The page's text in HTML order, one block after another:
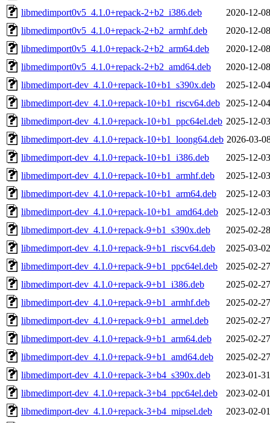
libmedimport0v5_4.1.0+repack-2+b2_i386.deb
2020-12-
libmedimport0v5_4.1.0+repack-2+b2_armhf.deb
2020-12-
libmedimport0v5_4.1.0+repack-2+b2_arm64.deb
2020-12-
libmedimport0v5_4.1.0+repack-2+b2_amd64.deb
2020-12-
libmedimport-dev_4.1.0+repack-10+b1_s390x.deb
2025-12-
libmedimport-dev_4.1.0+repack-10+b1_riscv64.deb
2025-12-
libmedimport-dev_4.1.0+repack-10+b1_ppc64el.deb 2025-12-
libmedimport-dev_4.1.0+repack-10+b1_loong64.deb 2026-03-
libmedimport-dev_4.1.0+repack-10+b1_i386.deb
2025-12-
libmedimport-dev_4.1.0+repack-10+b1_armhf.deb
2025-12-
libmedimport-dev_4.1.0+repack-10+b1_arm64.deb
2025-12-
libmedimport-dev_4.1.0+repack-10+b1_amd64.deb
2025-12-
libmedimport-dev_4.1.0+repack-9+b1_s390x.deb
2025-02-
libmedimport-dev_4.1.0+repack-9+b1_riscv64.deb
2025-03-
libmedimport-dev_4.1.0+repack-9+b1_ppc64el.deb
2025-02-
libmedimport-dev_4.1.0+repack-9+b1_i386.deb
2025-02-
libmedimport-dev_4.1.0+repack-9+b1_armhf.deb
2025-02-
libmedimport-dev_4.1.0+repack-9+b1_armel.deb
2025-02-
libmedimport-dev_4.1.0+repack-9+b1_arm64.deb
2025-02-
libmedimport-dev_4.1.0+repack-9+b1_amd64.deb
2025-02-
libmedimport-dev_4.1.0+repack-3+b4_s390x.deb
2023-01-
libmedimport-dev_4.1.0+repack-3+b4_ppc64el.deb
2023-02-
libmedimport-dev_4.1.0+repack-3+b4_mipsel.deb
2023-02-